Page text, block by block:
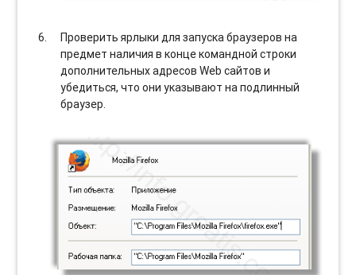
Проверить ярлыки для запуска браузеров на
предмет наличия в конце командной строки
дополнительных адресов Web сайтов и
убедиться, что они указывают на подлинный
браузер.